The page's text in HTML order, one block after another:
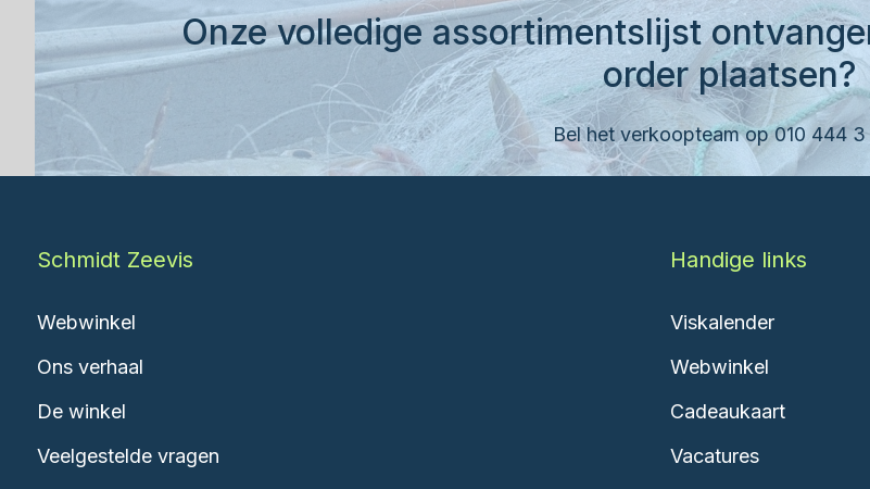
Onze volledige assortimentslijst
order plaatsen?
Bel het verkoopteam op 010 444
Schmidt Zeevis
Webwinkel
Ons verhaal
De winkel
Veelgestelde vragen
Handige links
Viskalender
Webwinkel
Cadeaukaart
Vacatures